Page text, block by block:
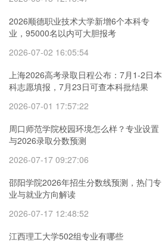
2026顺德职业技术大学新增6个本科专
业，95000名以内可大胆报考
2026-07-02 16:05:54
上海2026高考录取日程公布：7月1-2日本
科志愿填报，7月23日可查本科批结果
2026-07-01 17:57:22
周口师范学院校园环境怎么样？专业设置
与2026录取分数预测
2026-07-17 09:27:06
邵阳学院2026年招生分数线预测，热门专
业与就业方向解读
2026-07-17 12:48:52
江西理工大学502组专业有哪些